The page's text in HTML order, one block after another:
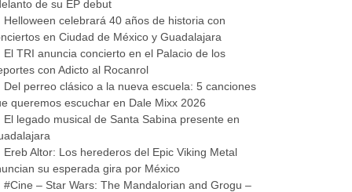
de su EP debut
Helloween celebrará 40 años de historia con
en Ciudad de México y Guadalajara
El TRI anuncia concierto en el Palacio de los
con Adicto al Rocanrol
Del perreo clásico a la nueva escuela: 5 canciones
queremos escuchar en Dale Mixx 2026
El legado musical de Santa Sabina presente en
Ereb Altor: Los herederos del Epic Viking Metal
su esperada gira por México
#Cine – Star Wars: The Mandalorian and Grogu –